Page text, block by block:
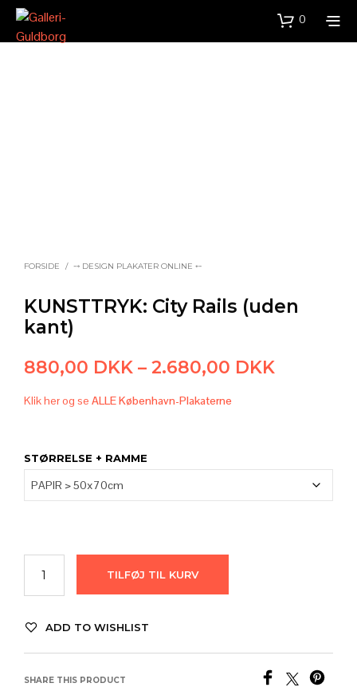
0
FORSIDE / ⤍ DESIGN PLAKATER ONLINE ⤌
KUNSTTRYK: City Rails (uden
kant)
880,00 DKK – 2.680,00 DKK
Klik her og se ALLE København-Plakaterne
STØRRELSE + RAMME
TILFØJ TIL KURV
ADD TO WISHLIST
SHARE THIS PRODUCT